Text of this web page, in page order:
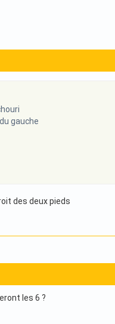
gauche
des deux pieds
les 6 ?